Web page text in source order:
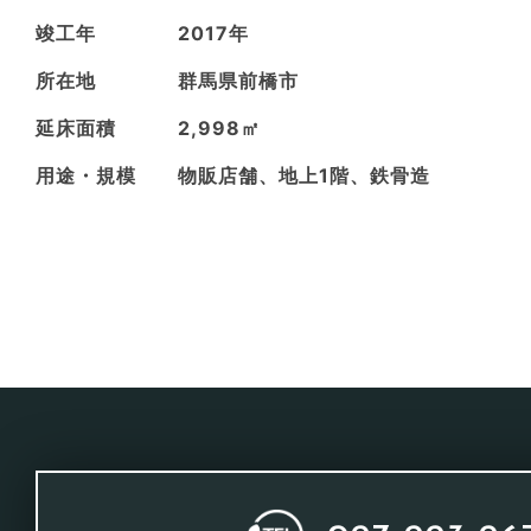
竣工年
2017年
所在地
群馬県前橋市
延床面積
2,998㎡
用途・規模
物販店舗、地上1階、鉄骨造